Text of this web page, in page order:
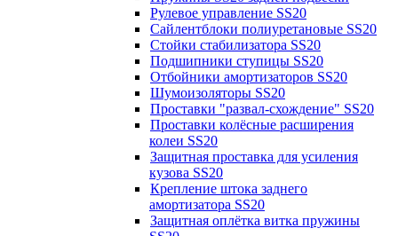
Рулевое управление SS20
Сайлентблоки полиуретановые SS20
Стойки стабилизатора SS20
Подшипники ступицы SS20
Отбойники амортизаторов SS20
Шумоизоляторы SS20
Проставки "развал-схождение" SS20
Проставки колёсные расширения
колеи SS20
Защитная проставка для усиления
кузова SS20
Крепление штока заднего
амортизатора SS20
Защитная оплётка витка пружины